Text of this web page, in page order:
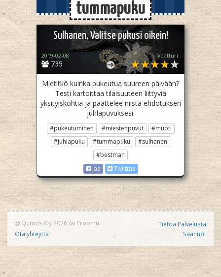
tummapuku
Sulhanen, Valitse pukusi oikein!
735
2019-02-08 Vaatturi
Mietitkö kuinka pukeutua suureen päivään?
Testi kartoittaa tilaisuuteen liittyviä
yksityiskohtia ja päättelee niistä ehdotuksen
juhlapuvuksesi.
#pukeutuminen #miestenpuvut
#muoti
#juhlapuku
#tummapuku
#sulhanen
#bestman
Jaa
Twiittaa
Qumos Oy 2026/w Proomu
Ota yhteyttä
Tietoa Palvelusta
Säännöt